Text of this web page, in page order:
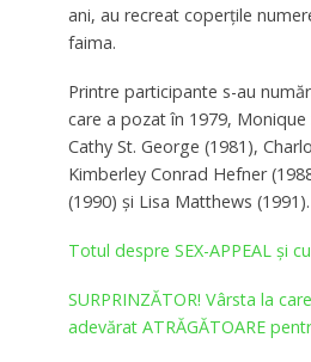
ani, au recreat coperţile
faima.
Printre participante s-au
care a pozat în 1979, Monique
Cathy St. George (1981),
Kimberley Conrad Hefner
(1990) şi Lisa Matthews (1991).
Totul despre SEX-APPEAL și
SURPRINZĂTOR! Vârsta la
adevărat ATRĂGĂTOARE